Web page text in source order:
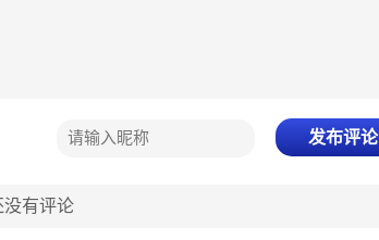
发布评论
没有评论